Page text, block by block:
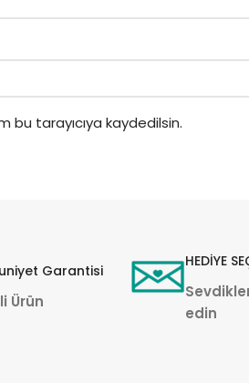
bu tarayıcıya kaydedilsin.
Garantisi
Ürün
HEDİYE
edin